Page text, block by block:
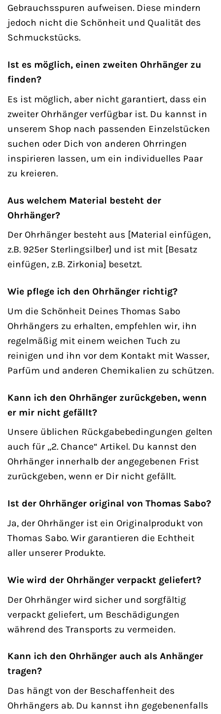
Gebrauchsspuren aufweisen. Diese mindern
jedoch nicht die Schönheit und Qualität des
Schmuckstücks.
Ist es möglich, einen zweiten Ohrhänger zu
finden?
Es ist möglich, aber nicht garantiert, dass ein
zweiter Ohrhänger verfügbar ist. Du kannst in
unserem Shop nach passenden Einzelstücken
suchen oder Dich von anderen Ohrringen
inspirieren lassen, um ein individuelles Paar
zu kreieren.
Aus welchem Material besteht der
Ohrhänger?
Der Ohrhänger besteht aus [Material einfügen,
z.B. 925er Sterlingsilber] und ist mit [Besatz
einfügen, z.B. Zirkonia] besetzt.
Wie pflege ich den Ohrhänger richtig?
Um die Schönheit Deines Thomas Sabo
Ohrhängers zu erhalten, empfehlen wir, ihn
regelmäßig mit einem weichen Tuch zu
reinigen und ihn vor dem Kontakt mit Wasser,
Parfüm und anderen Chemikalien zu schützen.
Kann ich den Ohrhänger zurückgeben, wenn
er mir nicht gefällt?
Unsere üblichen Rückgabebedingungen gelten
auch für „2. Chance“ Artikel. Du kannst den
Ohrhänger innerhalb der angegebenen Frist
zurückgeben, wenn er Dir nicht gefällt.
Ist der Ohrhänger original von Thomas Sabo?
Ja, der Ohrhänger ist ein Originalprodukt von
Thomas Sabo. Wir garantieren die Echtheit
aller unserer Produkte.
Wie wird der Ohrhänger verpackt geliefert?
Der Ohrhänger wird sicher und sorgfältig
verpackt geliefert, um Beschädigungen
während des Transports zu vermeiden.
Kann ich den Ohrhänger auch als Anhänger
tragen?
Das hängt von der Beschaffenheit des
Ohrhängers ab. Du kannst ihn gegebenenfalls